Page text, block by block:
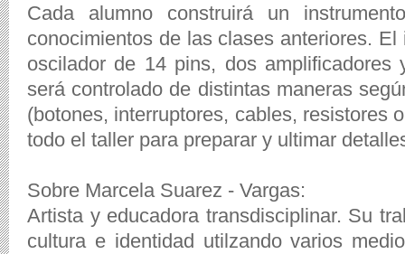
Cada alumno construirá un
conocimientos de las clases anteriores.
oscilador de 14 pins, dos amplificadores
será controlado de distintas maneras
(botones, interruptores, cables, resistores
todo el taller para preparar y ultimar
Sobre Marcela Suarez - Vargas:
Artista y educadora transdisciplinar. Su
cultura e identidad utilzando varios